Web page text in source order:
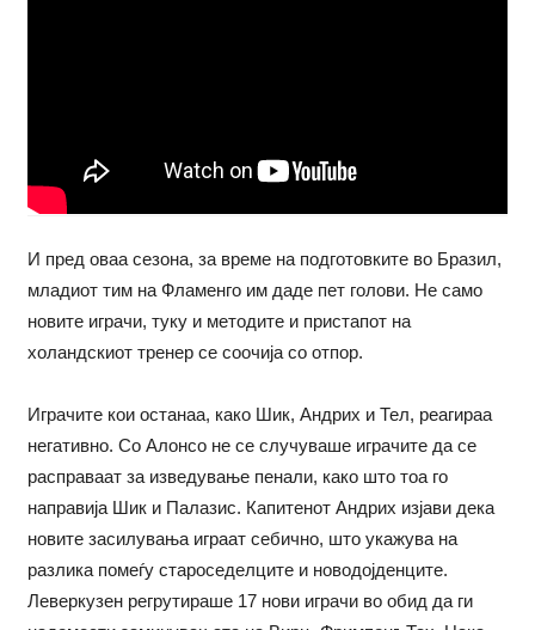
И пред оваа сезона, за време на подготовките во Бразил,
младиот тим на Фламенго им даде пет голови. Не само
новите играчи, туку и методите и пристапот на
холандскиот тренер се соочија со отпор.
Играчите кои останаа, како Шик, Андрих и Тел, реагираа
негативно. Со Алонсо не се случуваше играчите да се
расправаат за изведување пенали, како што тоа го
направија Шик и Палазис. Капитенот Андрих изјави дека
новите засилувања играат себично, што укажува на
разлика помеѓу староседелците и новодојденците.
Леверкузен регрутираше 17 нови играчи во обид да ги